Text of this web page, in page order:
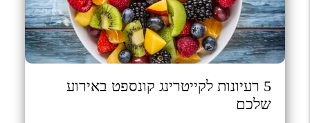
5 רעיונות לקייטרינג קונספט באירוע
שלכם